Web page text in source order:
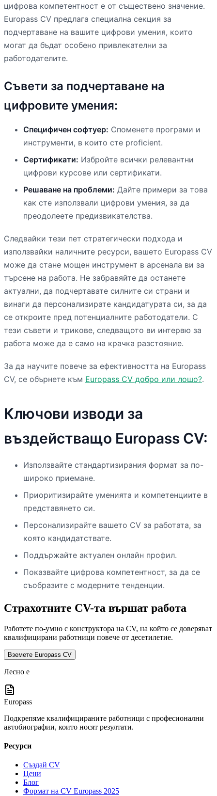
цифрова компетентност е от съществено значение.
Europass CV предлага специална секция за
подчертаване на вашите цифрови умения, които
могат да бъдат особено привлекателни за
работодателите.
Съвети за подчертаване на
цифровите умения:
Специфичен софтуер: Споменете програми и
инструменти, в които сте proficient.
Сертификати: Избройте всички релевантни
цифрови курсове или сертификати.
Решаване на проблеми: Дайте примери за това
как сте използвали цифрови умения, за да
преодолеете предизвикателства.
Следвайки тези пет стратегически подхода и
използвайки наличните ресурси, вашето Europass CV
може да стане мощен инструмент в арсенала ви за
търсене на работа. Не забравяйте да останете
актуални, да подчертавате силните си страни и
винаги да персонализирате кандидатурата си, за да
се откроите пред потенциалните работодатели. С
тези съвети и трикове, следващото ви интервю за
работа може да е само на крачка разстояние.
За да научите повече за ефективността на Europass
CV, се обърнете към Europass CV добро или лошо?.
Ключови изводи за
въздействащо Europass CV:
Използвайте стандартизирания формат за по-
широко приемане.
Приоритизирайте уменията и компетенциите в
представянето си.
Персонализирайте вашето CV за работата, за
която кандидатствате.
Поддържайте актуален онлайн профил.
Показвайте цифрова компетентност, за да се
съобразите с модерните тенденции.
Страхотните CV-та вършат работа
Работете по-умно с конструктора на CV, на който се доверяват
квалифицирани работници повече от десетилетие.
Вземете Europass CV
Лесно е
Europass
Подкрепяме квалифицираните работници с професионални
автобиографии, които носят резултати.
Ресурси
Създай CV
Цени
Блог
Формат на CV Europass 2025